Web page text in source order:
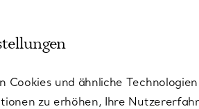
Cookies und ähnliche
zu erhöhen, Ihre